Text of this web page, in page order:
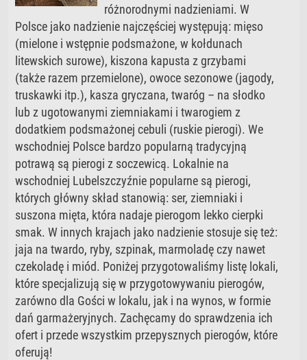
różnorodnymi nadzieniami. W
Polsce jako nadzienie najczęściej występują: mięso
(mielone i wstępnie podsmażone, w kołdunach
litewskich surowe), kiszona kapusta z grzybami
(także razem przemielone), owoce sezonowe (jagody,
truskawki itp.), kasza gryczana, twaróg – na słodko
lub z ugotowanymi ziemniakami i twarogiem z
dodatkiem podsmażonej cebuli (ruskie pierogi). We
wschodniej Polsce bardzo popularną tradycyjną
potrawą są pierogi z soczewicą. Lokalnie na
wschodniej Lubelszczyźnie popularne są pierogi,
których główny skład stanowią: ser, ziemniaki i
suszona mięta, która nadaje pierogom lekko cierpki
smak. W innych krajach jako nadzienie stosuje się też:
jaja na twardo, ryby, szpinak, marmoladę czy nawet
czekoladę i miód. Poniżej przygotowaliśmy listę lokali,
które specjalizują się w przygotowywaniu pierogów,
zarówno dla Gości w lokalu, jak i na wynos, w formie
dań garmażeryjnych. Zachęcamy do sprawdzenia ich
ofert i przede wszystkim przepysznych pierogów, które
oferują!